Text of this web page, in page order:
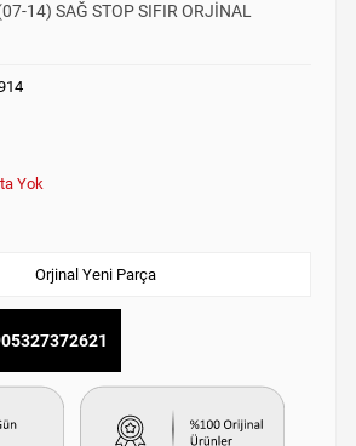
14) SAĞ STOP SIFIR ORJİNAL
Yok
Orjinal Yeni Parça